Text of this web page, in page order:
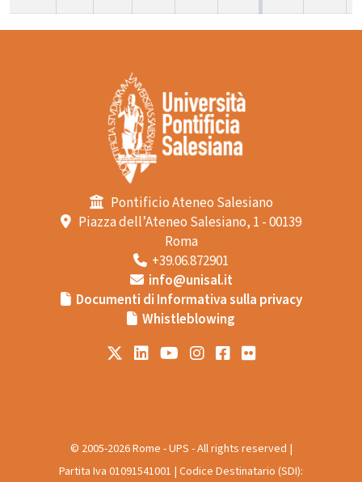
Pontificio Ateneo Salesiano
Piazza dell’Ateneo Salesiano, 1 - 00139
Roma
+39.06.872901
info@unisal.it
Documenti di Informativa sulla privacy
Whistleblowing
© 2005-2026 Rome - UPS - All rights reserved |
Partita Iva 01091541001 | Codice Destinatario (SDI):